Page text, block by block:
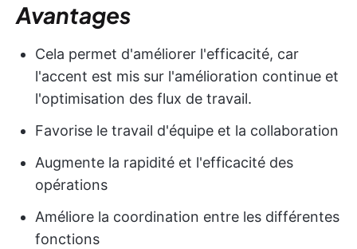
Avantages
Cela permet d'améliorer l'efficacité, car
l'accent est mis sur l'amélioration continue et
l'optimisation des flux de travail.
Favorise le travail d'équipe et la collaboration
Augmente la rapidité et l'efficacité des
opérations
Améliore la coordination entre les différentes
fonctions